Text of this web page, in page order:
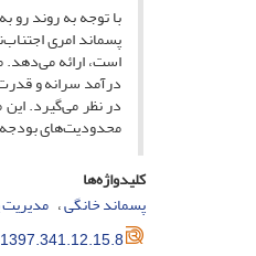
با توجه به روند رو
پسماند امری
است، ارائه می‌دهد.
درآمد سرانه و
در نظر می‌گیرد.
محدودیت‌های
کلیدواژه‌ها
پسماند خانگی